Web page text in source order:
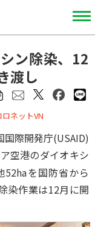
ン除染、12
渡し
ネットVN
際開発庁(USAID)
空港のダイオキシ
を国防省から
染作業は12月に開